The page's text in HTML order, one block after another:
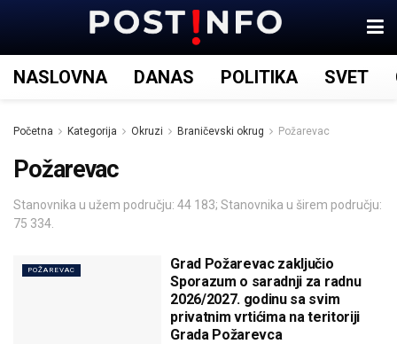
NASLOVNA DANAS POLITIKA SVET
Početna Kategorija Okruzi Braničevski okrug Požarevac
Požarevac
Stanovnika u užem području: 44 183; Stanovnika u širem području:
75 334.
POŽAREVAC
Grad Požarevac zaključio
Sporazum o saradnji za radnu
2026/2027. godinu sa svim
privatnim vrtićima na teritoriji
Grada Požarevca